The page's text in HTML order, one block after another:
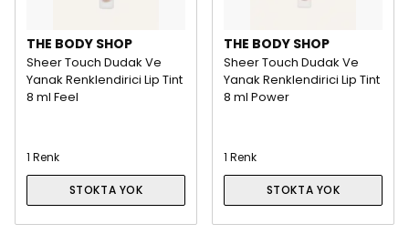
THE BODY SHOP
Sheer Touch Dudak Ve
Yanak Renklendirici Lip Tint
8 ml Feel
1 Renk
STOKTA YOK
THE BODY SHOP
Sheer Touch Dudak Ve
Yanak Renklendirici Lip Tint
8 ml Power
1 Renk
STOKTA YOK